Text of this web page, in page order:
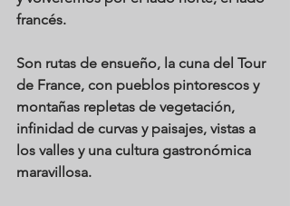
francés.
Son rutas de ensueño, la cuna del Tour
de France, con pueblos pintorescos y
montañas repletas de vegetación,
infinidad de curvas y paisajes, vistas a
los valles y una cultura gastronómica
maravillosa.